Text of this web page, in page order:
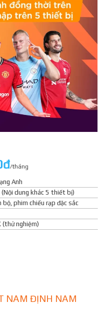
/tháng
Anh
dung khác 5 thiết bị)
phim chiếu rạp đặc sắc
(thử nghiệm)
NAM ĐỊNH NAM